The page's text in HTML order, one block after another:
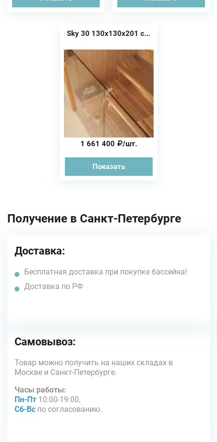
Sky 30 130x130x201 с...
1 661 400 /шт.
Показать
Получение в Санкт-Петербурге
Доставка:
Бесплатная доставка при покупке бассейна!
Доставка по РФ
Самовывоз:
Товар можно получить на наших складах в
Москве и Санкт-Петербурге.
Часы работы:
Пн-Пт 10:00-19:00,
Сб-Вс по согласованию.